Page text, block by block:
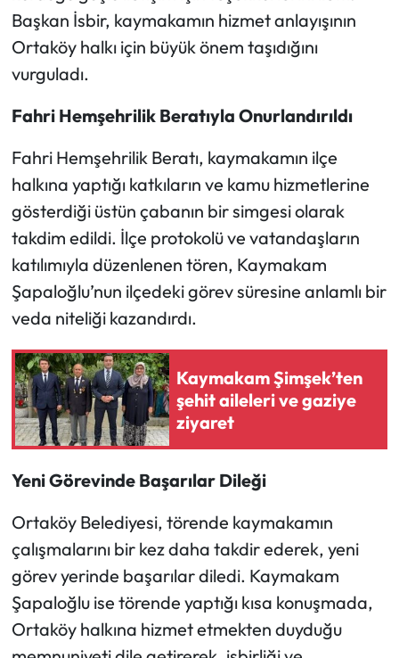
Başkan İsbir, kaymakamın hizmet anlayışının
Ortaköy halkı için büyük önem taşıdığını
vurguladı.
Fahri Hemşehrilik Beratıyla Onurlandırıldı
Fahri Hemşehrilik Beratı, kaymakamın ilçe
halkına yaptığı katkıların ve kamu hizmetlerine
gösterdiği üstün çabanın bir simgesi olarak
takdim edildi. İlçe protokolü ve vatandaşların
katılımıyla düzenlenen tören, Kaymakam
Şapaloğlu’nun ilçedeki görev süresine anlamlı bir
veda niteliği kazandırdı.
Kaymakam Şimşek’ten
şehit aileleri ve gaziye
ziyaret
Yeni Görevinde Başarılar Dileği
Ortaköy Belediyesi, törende kaymakamın
çalışmalarını bir kez daha takdir ederek, yeni
görev yerinde başarılar diledi. Kaymakam
Şapaloğlu ise törende yaptığı kısa konuşmada,
Ortaköy halkına hizmet etmekten duyduğu
Osmancık Haberleri
Otomotiv
Resmi İlan
Resmi Reklam
Sağlık
Siyaset
Spor
Sungurlu Haberleri
Turizm
Uğurludağ Haberleri
Yaşam
Yayla Haber
Yemek Tarifleri
Yerel Haberler